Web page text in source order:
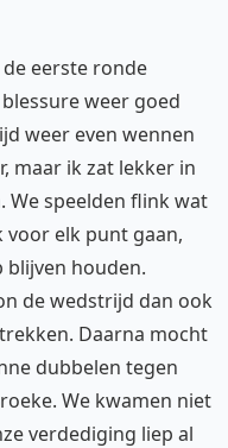
eerste ronde
weer goed
weer even wennen
maar ik zat lekker in
We speelden flink wat
voor elk punt gaan,
blijven houden.
de wedstrijd dan ook
Daarna mocht
dubbelen tegen
We kwamen niet
verdediging liep al